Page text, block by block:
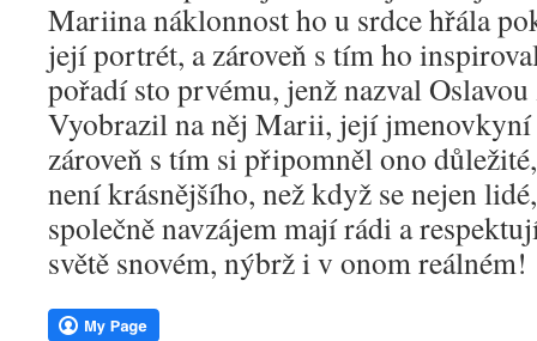
Mariina náklonnost ho u srdce hřála
její portrét, a zároveň s tím ho
pořadí sto prvému, jenž nazval
Vyobrazil na něj Marii, její jmenovkyní
zároveň s tím si připomněl ono
není krásnějšího, než když se nejen
společně navzájem mají rádi a
světě snovém, nýbrž i v onom reálném!